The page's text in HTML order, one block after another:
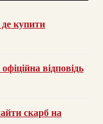
купити
відповідь
скарб на